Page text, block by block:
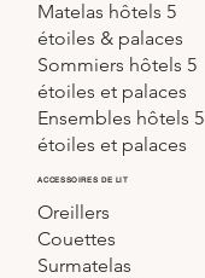
Matelas hôtels 5
étoiles & palaces
Sommiers hôtels 5
étoiles et palaces
Ensembles hôtels 5
étoiles et palaces
ACCESSOIRES DE LIT
Oreillers
Couettes
Surmatelas